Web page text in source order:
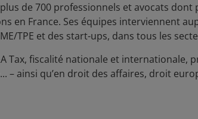
de 700 professionnels et avocats dont
en France. Ses équipes interviennent
TPE et des start-ups, dans tous les
Tax, fiscalité nationale et internationale,
– ainsi qu’en droit des affaires, droit